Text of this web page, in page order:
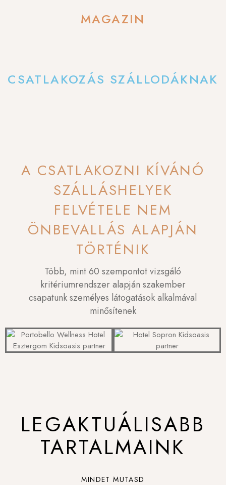
MAGAZIN
CSATLAKOZÁS SZÁLLODÁKNAK
A CSATLAKOZNI KÍVÁNÓ
SZÁLLÁSHELYEK
FELVÉTELE NEM
ÖNBEVALLÁS ALAPJÁN
TÖRTÉNIK
Több, mint 60 szempontot vizsgáló
kritériumrendszer alapján szakember
csapatunk személyes látogatások alkalmával
minősítenek
LEGAKTUÁLISABB
TARTALMAINK
MINDET MUTASD